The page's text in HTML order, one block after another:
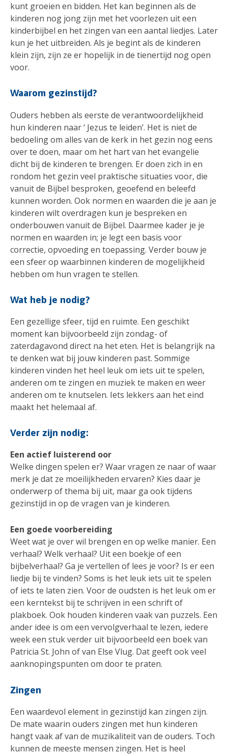
kunt groeien en bidden. Het kan beginnen als de
kinderen nog jong zijn met het voorlezen uit een
kinderbijbel en het zingen van een aantal liedjes. Later
kun je het uitbreiden. Als je begint als de kinderen
klein zijn, zijn ze er hopelijk in de tienertijd nog open
voor.
Waarom gezinstijd?
Ouders hebben als eerste de verantwoordelijkheid
hun kinderen naar ‘ Jezus te leiden’. Het is niet de
bedoeling om alles van de kerk in het gezin nog eens
over te doen, maar om het hart van het evangelie
dicht bij de kinderen te brengen. Er doen zich in en
rondom het gezin veel praktische situaties voor, die
vanuit de Bijbel besproken, geoefend en beleefd
kunnen worden. Ook normen en waarden die je aan je
kinderen wilt overdragen kun je bespreken en
onderbouwen vanuit de Bijbel. Daarmee kader je je
normen en waarden in; je legt een basis voor
correctie, opvoeding en toepassing. Verder bouw je
een sfeer op waarbinnen kinderen de mogelijkheid
hebben om hun vragen te stellen.
Wat heb je nodig?
Een gezellige sfeer, tijd en ruimte. Een geschikt
moment kan bijvoorbeeld zijn zondag- of
zaterdagavond direct na het eten. Het is belangrijk na
te denken wat bij jouw kinderen past. Sommige
kinderen vinden het heel leuk om iets uit te spelen,
anderen om te zingen en muziek te maken en weer
anderen om te knutselen. Iets lekkers aan het eind
maakt het helemaal af.
Verder zijn nodig:
Een actief luisterend oor
Welke dingen spelen er? Waar vragen ze naar of waar
merk je dat ze moeilijkheden ervaren? Kies daar je
onderwerp of thema bij uit, maar ga ook tijdens
gezinstijd in op de vragen van je kinderen.
Een goede voorbereiding
Weet wat je over wil brengen en op welke manier. Een
verhaal? Welk verhaal? Uit een boekje of een
bijbelverhaal? Ga je vertellen of lees je voor? Is er een
liedje bij te vinden? Soms is het leuk iets uit te spelen
of iets te laten zien. Voor de oudsten is het leuk om er
een kerntekst bij te schrijven in een schrift of
plakboek. Ook houden kinderen vaak van puzzels. Een
ander idee is om een vervolgverhaal te lezen, iedere
week een stuk verder uit bijvoorbeeld een boek van
Patricia St. John of van Else Vlug. Dat geeft ook veel
aanknopingspunten om door te praten.
Zingen
Een waardevol element in gezinstijd kan zingen zijn.
De mate waarin ouders zingen met hun kinderen
hangt vaak af van de muzikaliteit van de ouders. Toch
kunnen de meeste mensen zingen. Het is heel